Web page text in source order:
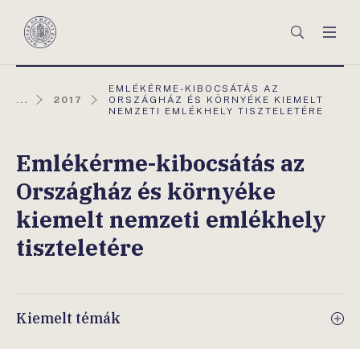
Magyar
Keresés
... 2017
AKTUÁLIS
OLDAL:
EMLÉKÉRME-KIBOCSÁTÁS AZ
ORSZÁGHÁZ ÉS KÖRNYÉKE KIEMELT
NEMZETI EMLÉKHELY TISZTELETÉRE
Emlékérme-kibocsátás az
Országház és környéke
kiemelt nemzeti emlékhely
tiszteletére
Kiemelt témák